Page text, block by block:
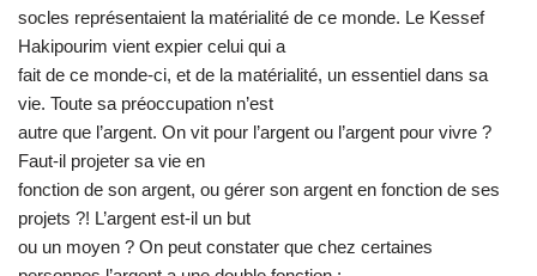
socles représentaient la matérialité de ce monde. Le Kessef
Hakipourim vient expier celui qui a
fait de ce monde-ci, et de la matérialité, un essentiel dans sa
vie. Toute sa préoccupation n’est
autre que l’argent. On vit pour l’argent ou l’argent pour vivre ?
Faut-il projeter sa vie en
fonction de son argent, ou gérer son argent en fonction de ses
projets ?! L’argent est-il un but
ou un moyen ? On peut constater que chez certaines